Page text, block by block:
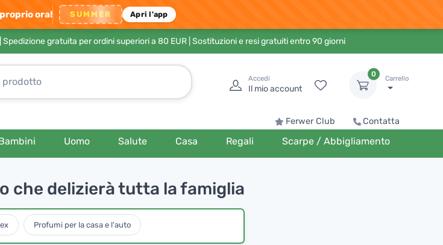
ora! SUMMER Apri l'app
Spedizione gratuita per ordini superiori a 80 EUR | Sostituzioni e resi gratuiti entro 90 giorni
Accedi
Il mio account
0
Carrello
Ferwer Club Contatta
Uomo Salute Casa Regali Scarpe / Abbigliamento
che delizierà tutta la famiglia
Profumi per la casa e l'auto